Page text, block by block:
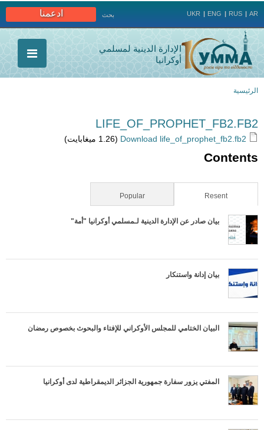
ادعمنا بحث UKR ENG RUS AR
الإدارة الدينية لمسلمي
أوكرانيا
هنا
الرئيسية
LIFE_OF_PROPHET_FB2.FB2
(1.26 ميغابايت)
Contents
Resent
Popular
بيان صادر عن الإدارة الدينية لـمسلمي أوكرانيا "أمة"
بيان إدانة واستنكار
البيان الختامي للمجلس الأوكراني للإفتاء والبحوث بخصوص رمضان
المفتي يزور سفارة جمهورية الجزائر الديمقراطية لدى أوكرانيا